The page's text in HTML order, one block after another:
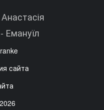
Емануїл
сайта